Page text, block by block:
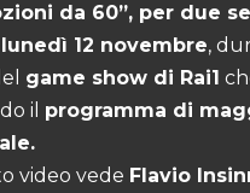
da 60”, per due
12 novembre,
game show di Rai1
il programma di
video vede Flavio